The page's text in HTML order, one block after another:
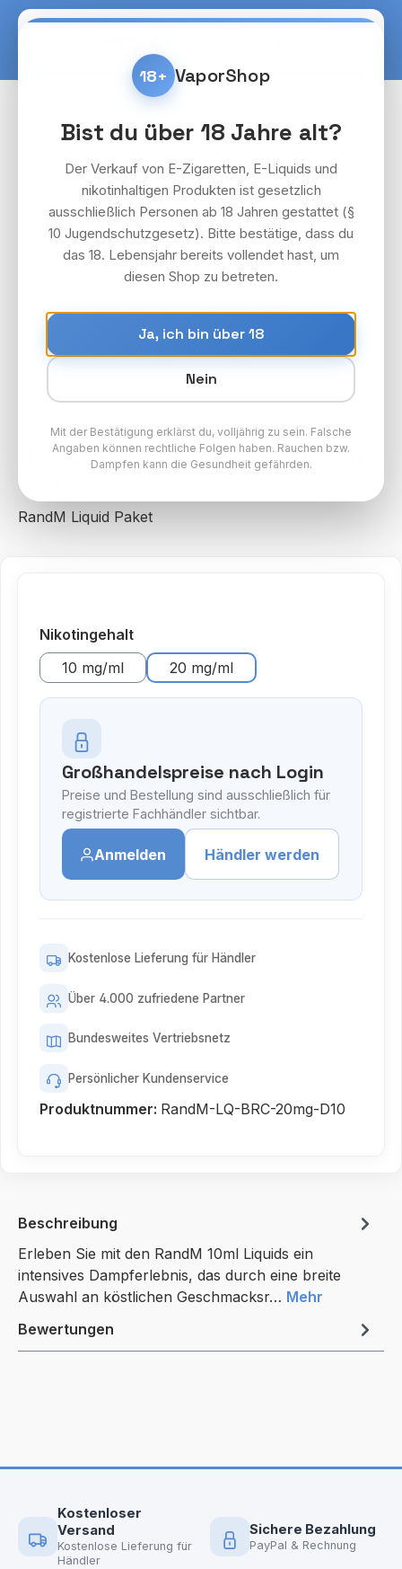
Zum Hauptinhalt springen
Bildergalerie überspringen
10x RandM Liquid - Blue Razz Cherry -
10ml
RandM Liquid Paket
Nikotingehaltauswählen
10 mg/ml
20 mg/ml
Großhandelspreise nach Login
Preise und Bestellung sind ausschließlich für
registrierte Fachhändler sichtbar.
Anmelden Händler werden
Kostenlose Lieferung für Händler
Über 4.000 zufriedene Partner
Bundesweites Vertriebsnetz
Persönlicher Kundenservice
Produktnummer: RandM-LQ-BRC-20mg-D10
Beschreibung
Erleben Sie mit den RandM 10ml Liquids ein
intensives Dampferlebnis, das durch eine breite
Auswahl an köstlichen Geschmacksr… Mehr
Bewertungen
Kostenloser
Versand
Kostenlose Lieferung für
Händler
Sichere Bezahlung
PayPal & Rechnung
18+ VaporShop
Bist du über 18 Jahre alt?
Der Verkauf von E-Zigaretten, E-Liquids und
nikotinhaltigen Produkten ist gesetzlich
ausschließlich Personen ab 18 Jahren gestattet (§
10 Jugendschutzgesetz). Bitte bestätige, dass du
das 18. Lebensjahr bereits vollendet hast, um
diesen Shop zu betreten.
Ja, ich bin über 18
Nein
Mit der Bestätigung erklärst du, volljährig zu sein. Falsche
Angaben können rechtliche Folgen haben. Rauchen bzw.
Dampfen kann die Gesundheit gefährden.